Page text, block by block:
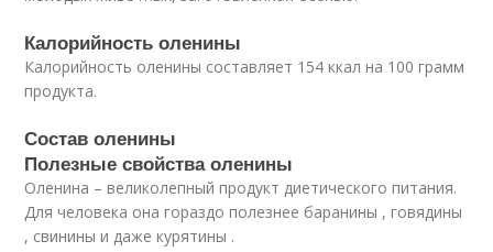
Калорийность оленины
Калорийность оленины составляет 154 ккал на 100 грамм
продукта.
Состав оленины
Полезные свойства оленины
Оленина – великолепный продукт диетического питания.
Для человека она гораздо полезнее баранины , говядины
, свинины и даже курятины .